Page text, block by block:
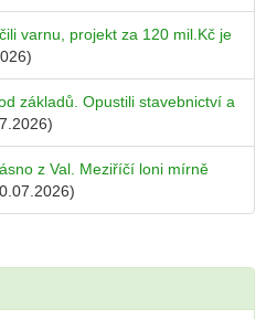
varnu, projekt za 120 mil.Kč je
základů. Opustili stavebnictví a
z Val. Meziříčí loni mírně